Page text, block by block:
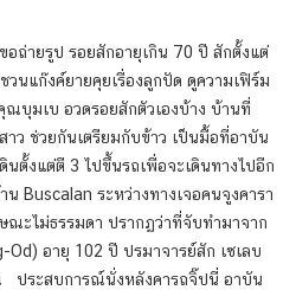
อถ่ายรูป รอยสักอายุเกิน 70 ปี สักตั้งแต่
นแก๊งค์ยายคุยเรื่องลูกปัด ดูความเฟิร์ม
บุมเบ อวดรอยสักตัวเองบ้าง บ้านที่
ว ช่วยกันเตรียมกับข้าว เป็นมื้อที่อาบัน
ตั้งแต่ตี 3 ไปขึ้นรถเพื่อจะเดินทางไปอีก
Buscalan ระหว่างทางเจอคนจูงคารา
ะไม่ธรรมดา ปรากฏว่าที่จับทำมาจาก
อายุ 102 ปี ปรมาจารย์สัก เซเลบ
ระสบการณ์นั่งหลังคารถจิ๊ปนี่ อาบัน